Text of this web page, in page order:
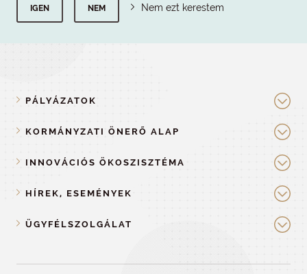
IGEN NEM Nem ezt kerestem
PÁLYÁZATOK
KORMÁNYZATI ÖNERŐ ALAP
INNOVÁCIÓS ÖKOSZISZTÉMA
HÍREK, ESEMÉNYEK
ÜGYFÉLSZOLGÁLAT